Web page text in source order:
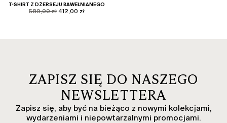
T-SHIRT Z DŻERSEJU BAWEŁNIANEGO
product.price.original
589,00 zł product.price.sale
412,00 zł
ZAPISZ SIĘ DO NASZEGO
NEWSLETTERA
Zapisz się, aby być na bieżąco z nowymi kolekcjami,
wydarzeniami i niepowtarzalnymi promocjami.